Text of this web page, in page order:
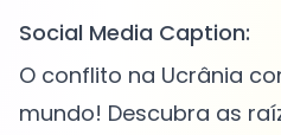
Social Media Caption:
O conflito na Ucrânia
mundo! Descubra as